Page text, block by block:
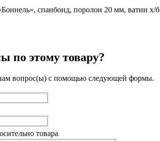
спанбонд, поролон 20 мм, ватин х/б
по этому товару?
вопрос(ы) с помощью следующей формы.
товара